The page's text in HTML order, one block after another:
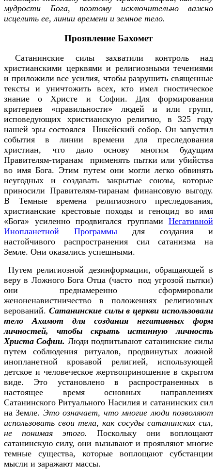
мудрости Бога, поэтому исключительно важно
исцелить ее, линии времени и земное тело.
Проявление Бахомет
Сатанинские силы захватили контроль над
христианскими церквями и религиозными течениями
и приложили все усилия, чтобы разрушить священные
тексты и уничтожить всех, кто имел гностическое
знание о Христе и Софии. Для формирования
критериев «правильности» людей и или групп,
исповедующих христианскую религию, в 325 году
нашей эры состоялся Никейский собор. Он запустил
события в линии времени для преследования
христиан, что дало основу многим будущим
Правителям-тиранам применять пытки или убийства
во имя Бога. Этим путем они могли легко обвинять
неугодных и создавать закрытые союзы, которые
приносили Правителям-тиранам финансовую выгоду.
В Темные времена религиозного преследования,
христианские крестовые походы и геноцид во имя
«Бога» усиленно продвигался группами Негативной
Инопланетной Программы для создания и
настойчивого распространения сил сатанизма на
Земле. Они оказались успешными.
Путем религиозной дезинформации, обращающей в
веру в Ложного Бога Отца (часто под угрозой пытки)
они преднамеренно сформировали
женоненавистничество в положениях религиозных
верований. Сатанинские силы в церкви использовали
тело Ахамот для создания негативных форм
личностей, чтобы скрыть истинную личность
Христа Софии. Люди подпитывают сатанинские силы
путем соблюдения ритуалов, продвинутых ложной
инопланетной кровавой религией, использующей
детское и человеческое жертвоприношение в скрытом
виде. Это установлено в распространенных в
настоящее время основных направлениях
Сатанинского Ритуального Насилия и сатанинских сил
на Земле. Это означает, что многие люди позволяют
использовать свои тела, как сосуды сатанинских сил,
не понимая этого. Поскольку они воплощают
сатанинскую силу, они вызывают и проявляют многие
темные существа, которые воплощают субстанции
мысли и заражают массы.